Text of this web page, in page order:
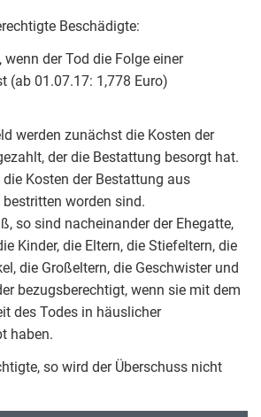
Beschädigte:
wenn der Tod die Folge einer
(ab 01.07.17: 1,778 Euro)
werden zunächst die Kosten der
der die Bestattung besorgt hat.
Kosten der Bestattung aus
worden sind.
so sind nacheinander der Ehegatte,
Kinder, die Eltern, die Stiefeltern, die
die Großeltern, die Geschwister und
bezugsberechtigt, wenn sie mit dem
des Todes in häuslicher
haben.
so wird der Überschuss nicht